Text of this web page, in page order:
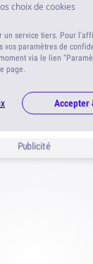
choix de cookies
un service tiers. Pour
vos paramètres de
via le lien
page.
Accepter
Publicité